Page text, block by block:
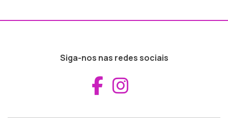
Siga-nos nas redes sociais
Aceder ao